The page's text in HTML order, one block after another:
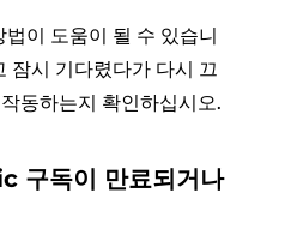
이 도움이 될 수 있습니
잠시 기다렸다가 다시 끄
동하는지 확인하십시오.
구독이 만료되거나